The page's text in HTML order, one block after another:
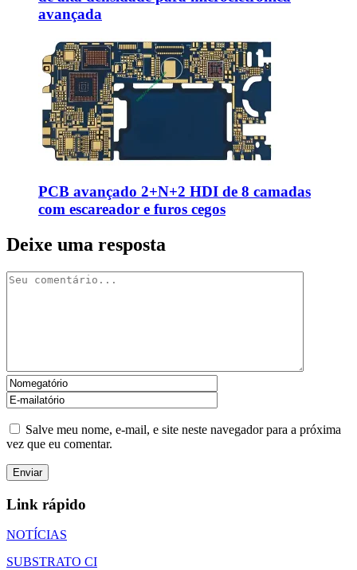
avançada
PCB avançado 2+N+2 HDI de 8 camadas
com escareador e furos cegos
Deixe uma resposta
Salve meu nome, e-mail, e site neste navegador para a próxima
vez que eu comentar.
Link rápido
NOTÍCIAS
SUBSTRATO CI